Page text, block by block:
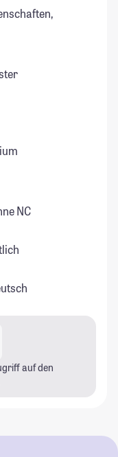
NC
auf den